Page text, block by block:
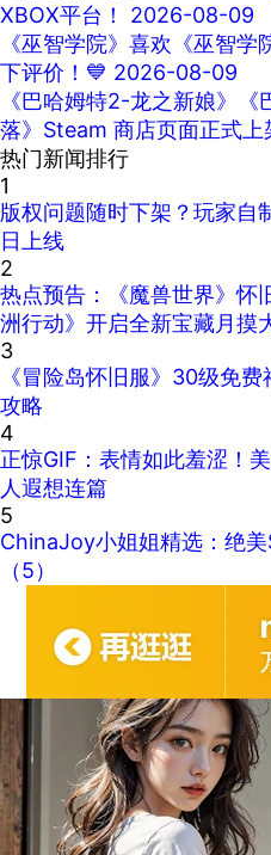
XBOX平台！
2026-08-09
《巫智学院》喜欢《巫智
下评价！💙 2026-08-09
《巴哈姆特2-龙之新娘》
落》Steam 商店页面正式上
热门新闻排行
1
版权问题随时下架？玩家自
日上线
2
热点预告：《魔兽世界》怀
洲行动》开启全新宝藏月摸
3
《冒险岛怀旧服》30级免
攻略
4
正惊GIF：表情如此羞涩！
人遐想连篇
5
ChinaJoy小姐姐精选：绝
（5）